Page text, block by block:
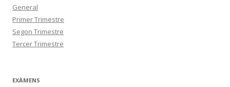
General
Primer Trimestre
Segon Trimestre
Tercer Trimestre
EXÀMENS